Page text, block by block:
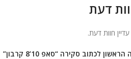
דעת
עדיין חוות דעת.
הראשון לכתוב סקירה “סאפ 10’8 קרבון”